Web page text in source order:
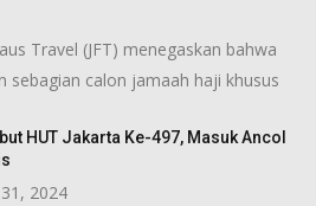
Travel (JFT) menegaskan bahwa
sebagian calon jamaah haji khusus
HUT Jakarta Ke-497, Masuk Ancol
2024